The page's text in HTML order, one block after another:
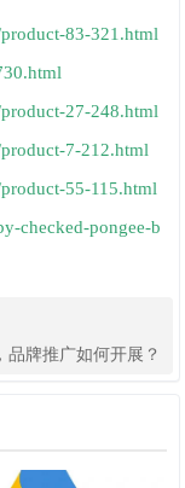
83-321.html
27-248.html
7-212.html
55-115.html
checked-pongee-b
品牌推广如何开展？